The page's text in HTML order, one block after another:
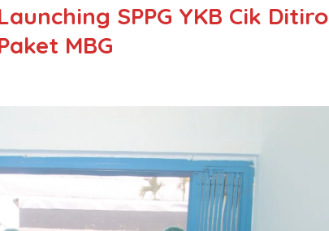
SPPG YKB Cik Ditiro
MBG